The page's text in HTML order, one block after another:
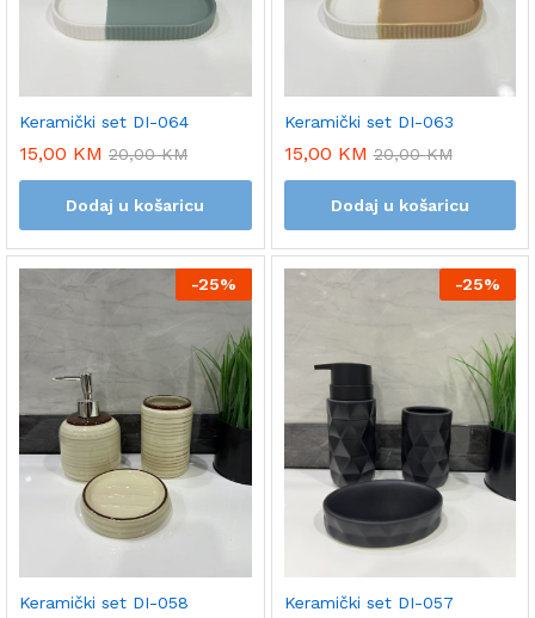
Keramički set DI-064
15,00 KM 20,00KM
Dodaj u košaricu
Keramički set DI-063
15,00 KM 20,00KM
Dodaj u košaricu
-25%
Keramički set DI-058
-25%
Keramički set DI-057